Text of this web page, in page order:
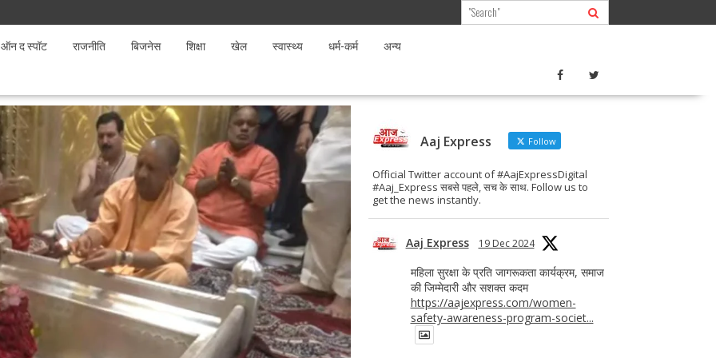
ऑन द स्पॉट राजनीति बिजनेस शिक्षा खेल स्वास्थ्य धर्म-कर्म अन्य
Aaj Express Follow
Official Twitter account of #AajExpressDigital
#Aaj_Express सबसे पहले, सच के साथ. Follow us to
get the news instantly.
Aaj Express 19 Dec 2024
महिला सुरक्षा के प्रति जागरूकता कार्यक्रम, समाज
की जिम्मेदारी और सशक्त कदम
https://aajexpress.com/women-
safety-awareness-program-societ...